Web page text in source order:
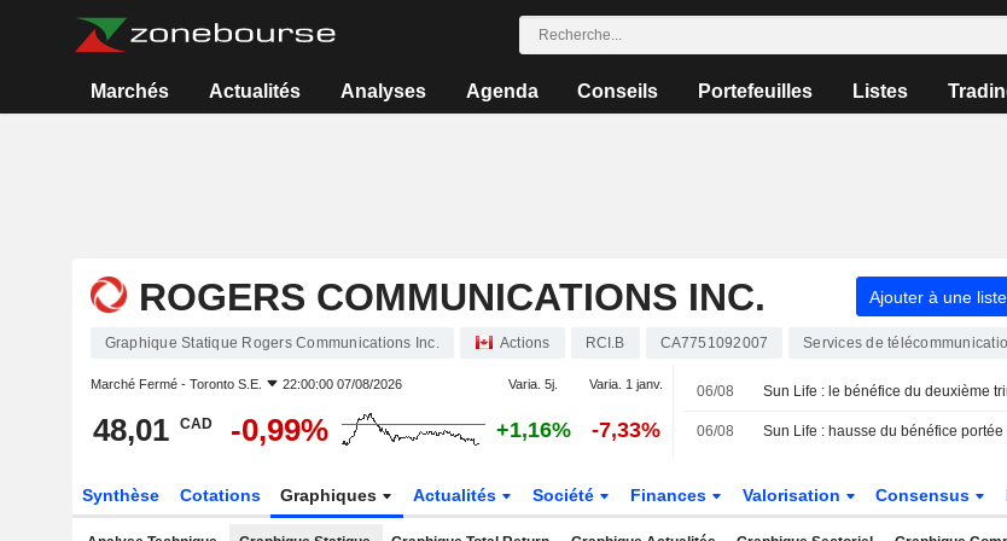
Marchés Actualités Analyses Agenda Conseils Portefeuilles Listes
ROGERS COMMUNICATIONS INC. Ajouter à une liste
Graphique Statique Rogers Communications Inc. Actions RCI.B CA7751092007 Services de
Marché Fermé - Toronto S.E. 22:00:00 07/08/2026 Varia. 5j. Varia. 1 janv.
48,01 CAD -0,99% +1,16% -7,33%
06/08
06/08
Synthèse Cotations Graphiques Actualités Société Finances Valorisation Consensus